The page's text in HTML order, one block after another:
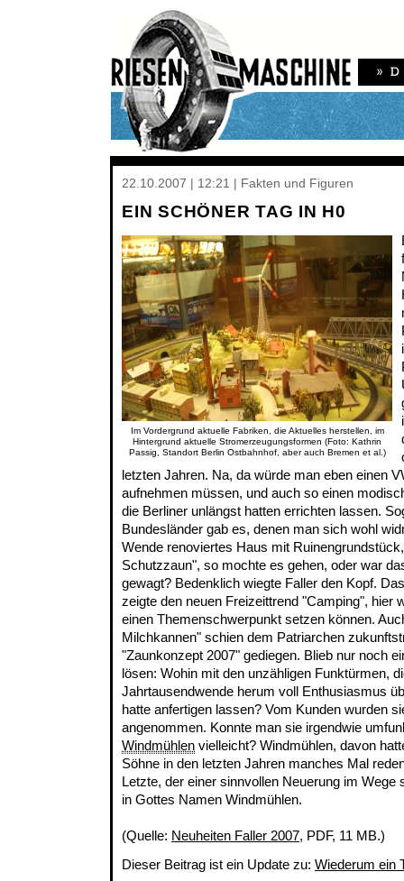
22.10.2007 | 12:21 | Fakten und Figuren
EIN SCHÖNER TAG IN H0
Im Vordergrund aktuelle Fabriken, die Aktuelles herstellen, im
Hintergrund aktuelle Stromerzeugungsformen (Foto: Kathrin
Passig, Standort Berlin Ostbahnhof, aber auch Bremen et al.)
letzten Jahren. Na, da würde man eben einen
aufnehmen müssen, und auch so einen
die Berliner unlängst hatten errichten lassen.
Bundesländer gab es, denen man sich wohl
Wende renoviertes Haus mit
Schutzzaun", so mochte es gehen, oder war
gewagt? Bedenklich wiegte Faller den Kopf.
zeigte den neuen Freizeittrend "Camping", hier
einen Themenschwerpunkt setzen können.
Milchkannen" schien dem Patriarchen
"Zaunkonzept 2007" gediegen. Blieb nur noch
lösen: Wohin mit den unzähligen Funktürmen,
Jahrtausendwende herum voll Enthusiasmus
hatte anfertigen lassen? Vom Kunden wurden
angenommen. Konnte man sie irgendwie
Windmühlen vielleicht? Windmühlen, davon
Söhne in den letzten Jahren manches Mal
Letzte, der einer sinnvollen Neuerung im Wege
in Gottes Namen Windmühlen.
(Quelle: Neuheiten Faller 2007, PDF, 11 MB.)
Dieser Beitrag ist ein Update zu: Wiederum ein